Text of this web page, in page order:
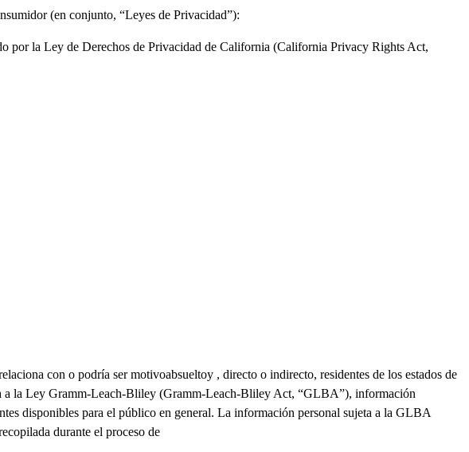
(en conjunto, “Leyes de Privacidad”):
por la Ley de Derechos de Privacidad de California (California Privacy Rights Act,
con o podría sermotivoabsueltoy , directo o indirecto, residentes de los estados de
a la Ley Gramm-Leach-Bliley (Gramm-Leach-Bliley Act, “GLBA”), información
disponibles para el público en general. La información personal sujeta a la GLBA
durante el proceso de